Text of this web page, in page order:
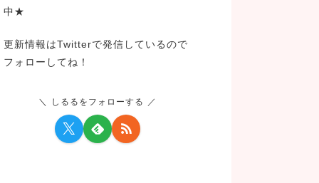
中★
更新情報はTwitterで発信しているので
フォローしてね！
しるるをフォローする